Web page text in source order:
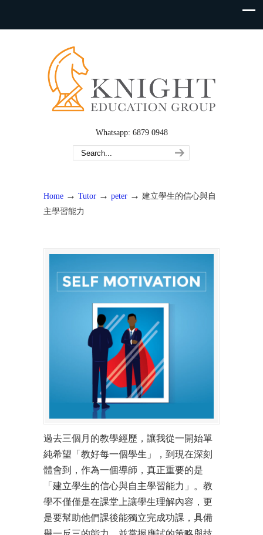
Whatsapp: 6879 0948
Home → Tutor → peter → 建立學生的信心與自
主學習能力
過去三個月的教學經歷，讓我從一開始單
純希望「教好每一個學生」，到現在深刻
體會到，作為一個導師，真正重要的是
「建立學生的信心與自主學習能力」。教
學不僅僅是在課堂上讓學生理解內容，更
是要幫助他們課後能獨立完成功課，具備